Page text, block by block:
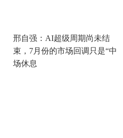
邢自强：AI超级周期尚未结
束，7月份的市场回调只是“中
场休息